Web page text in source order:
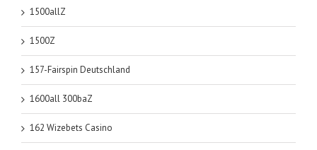
1500allZ
1500Z
157-Fairspin Deutschland
1600all 300baZ
162 Wizebets Casino